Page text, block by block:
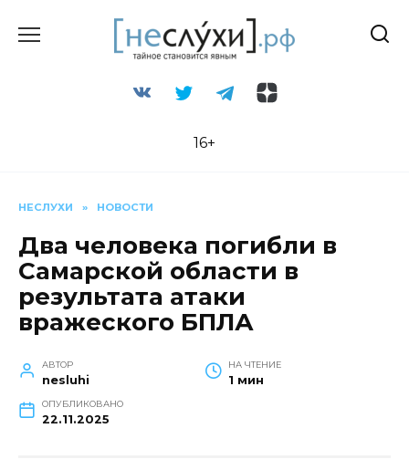
16+
НЕСЛУХИ » НОВОСТИ
Два человека погибли в
Самарской области в
результата атаки
вражеского БПЛА
АВТОР
nesluhi
НА ЧТЕНИЕ
1 мин
ОПУБЛИКОВАНО
22.11.2025